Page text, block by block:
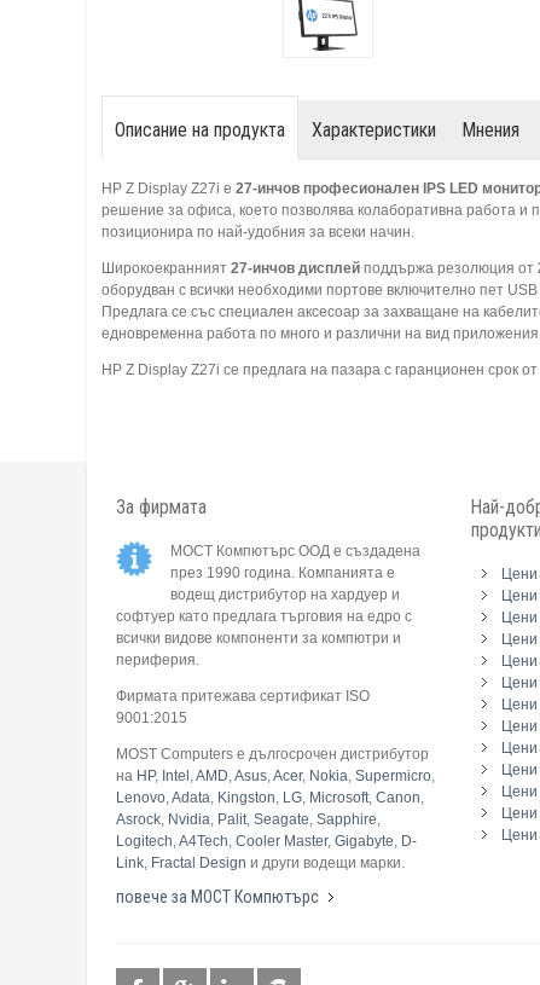
Описание на продукта Характеристики Мнения
HP Z Display Z27i е 27-инчов професионален IPS LED
решение за офиса, което позволява колаборативна работа и
позиционира по най-удобния за всеки начин.
Широкоекранният 27-инчов дисплей поддържа резолюция от
оборудван с всички необходими портове включително пет
Предлага се със специален аксесоар за захващане на
едновременна работа по много и различни на вид
HP Z Display Z27i се предлага на пазара с гаранционен срок
За фирмата
МОСТ Компютърс ООД е създадена
през 1990 година. Компанията е
водещ дистрибутор на хардуер и
софтуер като предлага търговия на едро с
всички видове компоненти за компютри и
периферия.
Фирмата притежава сертификат ISO
9001:2015
MOST Computers е дългосрочен дистрибутор
на HP, Intel ,AMD,Asus,Acer, Nokia, Supermicro,
Lenovo,Adata, Kingston, LG, Microsoft, Canon,
Asrock, Nvidia, Palit, Seagate, Sapphire,
Logitech,A4Tech, Cooler Master, Gigabyte, D-
Link, Fractal Design и други водещи марки.
повече за МОСТ Компютърс
Най-
продукти
Цени
Цени
Цени
Цени
Цени
Цени
Цени
Цени
Цени
Цени
Цени